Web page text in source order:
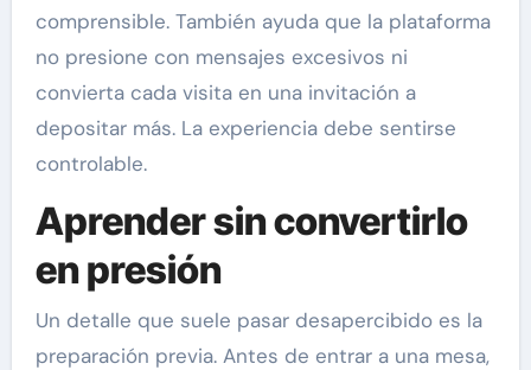
comprensible. También ayuda que la plataforma
no presione con mensajes excesivos ni
convierta cada visita en una invitación a
depositar más. La experiencia debe sentirse
controlable.
Aprender sin convertirlo
en presión
Un detalle que suele pasar desapercibido es la
preparación previa. Antes de entrar a una mesa,